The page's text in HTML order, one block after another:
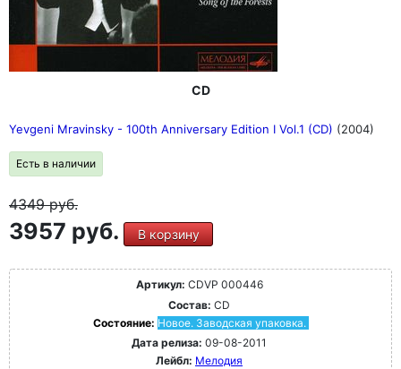
CD
Yevgeni Mravinsky - 100th Anniversary Edition I Vol.1 (CD) (2004)
Есть в наличии
4349руб.
3957 руб. В корзину
Артикул: CDVP 000446
Состав: CD
Состояние: Новое. Заводская упаковка.
Дата релиза: 09-08-2011
Лейбл: Мелодия